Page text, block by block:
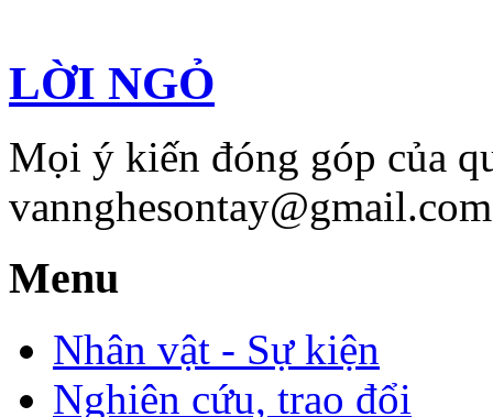
LỜI NGỎ
Mọi ý kiến đóng góp của
Menu
Nhân vật - Sự kiện
Nghiên cứu, trao đổi